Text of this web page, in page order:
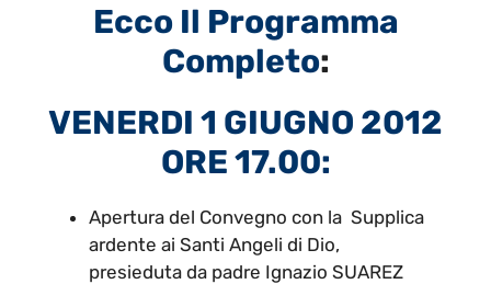
Ecco Il Programma
Completo:
VENERDI 1 GIUGNO 2012
ORE 17.00:
Apertura del Convegno con la Supplica
ardente ai Santi Angeli di Dio,
presieduta da padre Ignazio SUAREZ